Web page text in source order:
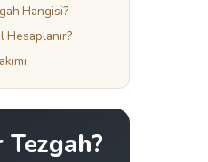
Hangisi?
Hesaplanır?